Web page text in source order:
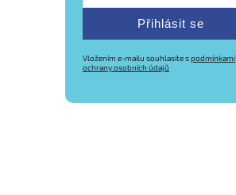
Přihlásit se
Vložením e-mailu souhlasíte spodmínkami
ochrany osobních údajů